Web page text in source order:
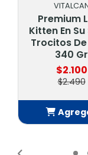
Premium
Kitten En
Trocitos
340 Gr
$2.100
$2.490